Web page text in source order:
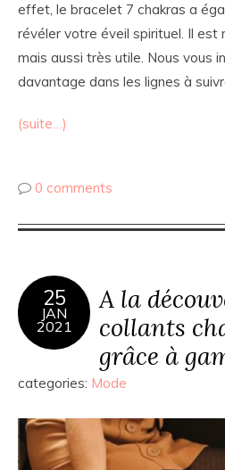
effet, le bracelet 7 chakras a
révéler votre éveil spirituel. Il est
mais aussi très utile. Nous vous
davantage dans les lignes à
(suite…)
0 comments
25
JAN
2021
A la
collants
grâce à
categories: Mode